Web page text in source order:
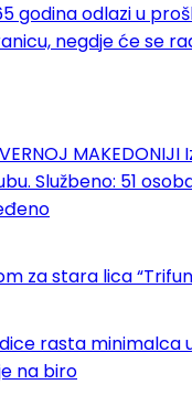
godina odlazi u
negdje će se
Službeno: 51
za stara lica
rasta minimalca
na biro